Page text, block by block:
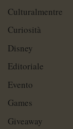
Culturalmentre
Curiosità
Disney
Editoriale
Evento
Games
Giveaway